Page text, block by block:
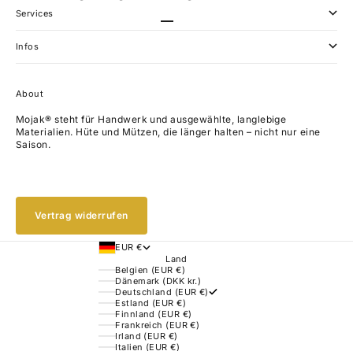
Services
Infos
About
Mojak® steht für Handwerk und ausgewählte, langlebige
Materialien. Hüte und Mützen, die länger halten – nicht nur eine
Saison.
Vertrag widerrufen
EUR €
Land
Belgien (EUR €)
Dänemark (DKK kr.)
Deutschland (EUR €)
Estland (EUR €)
Finnland (EUR €)
Frankreich (EUR €)
Irland (EUR €)
Italien (EUR €)